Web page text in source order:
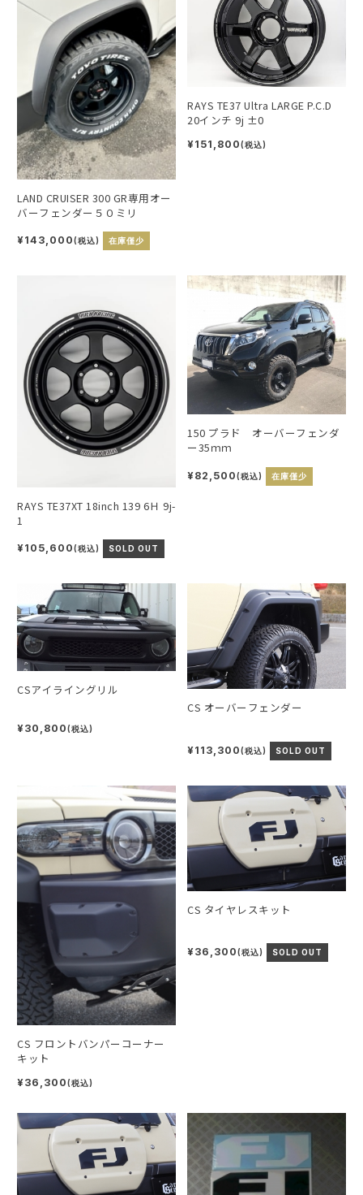
LAND CRUISER 300 GR専用オー
バーフェンダー５０ミリ
¥143,000(税込) 在庫僅少
RAYS TE37 Ultra LARGE P.C.D
20インチ 9j ±0
¥151,800(税込)
RAYS TE37XT 18inch 139 6Ｈ 9j-
1
¥105,600(税込) SOLD OUT
150 プラド オーバーフェンダ
ー35ｍｍ
¥82,500(税込) 在庫僅少
CSアイライングリル
¥30,800(税込)
CS オーバーフェンダー
¥113,300(税込) SOLD OUT
CS フロントバンパーコーナー
キット
¥36,300(税込)
CS タイヤレスキット
¥36,300(税込) SOLD OUT